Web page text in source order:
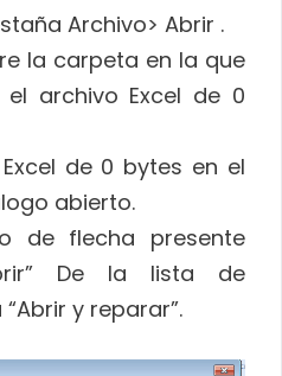
Archivo> Abrir .
la carpeta en la que
archivo Excel de 0
de 0 bytes en el
abierto.
de flecha presente
De la lista de
y reparar”.